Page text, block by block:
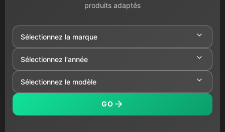
produits adaptés
GO